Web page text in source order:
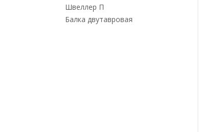
Швеллер П
Балка двутавровая